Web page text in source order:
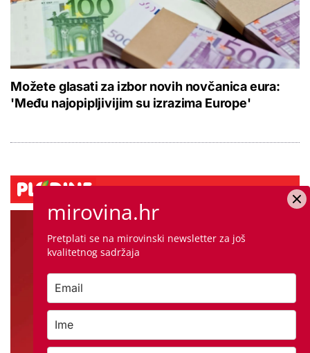
Možete glasati za izbor novih novčanica eura:
'Među najopipljivijim su izrazima Europe'
mirovina.hr
Pretplati se na mirovinski newsletter za još
kvalitetnog sadržaja